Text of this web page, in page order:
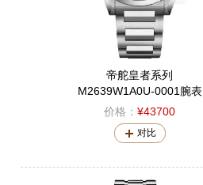
帝舵皇者系列
M2639W1A0U-0001腕表
价格： ¥43700
对比